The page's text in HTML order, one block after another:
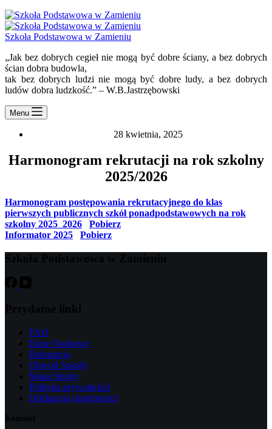
Szkoła Podstawowa w Zamieniu
„Jak bez dobrych cegieł nie mogą być dobre ściany, a bez dobrych
ścian dobra budowla,
tak bez dobrych ludzi nie mogą być dobre ludy, a bez dobrych
ludów dobra ludzkość.” – W.B.Jastrzębowski
Menu
28 kwietnia, 2025
Harmonogram rekrutacji na rok szkolny
2025/2026
Harmonogram postępowania rekrutacyjnego do klas
pierwszych publicznych szkół ponadpodstawowych na rok
szkolny 2025_2026
Pobierz
Informator 2025
Pobierz
Szkoła Podstawowa w Zamieniu
Przydatne linki
FAQ
Dane Osobowe
Rekrutacja
Obwód Szkoły
Mapa Strony
Polityka prywatności
Deklaracja dostępności
Kontakt